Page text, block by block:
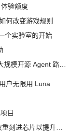
验额度
何改变游戏规则
个实验室的开始
户无限用 Luna
目